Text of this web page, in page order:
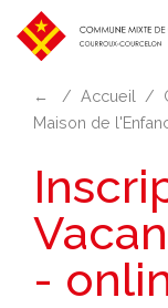
← Accueil
Maison de
-